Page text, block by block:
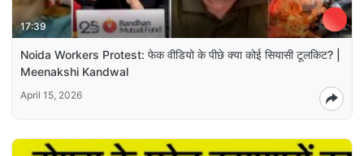
17:39
Noida Workers Protest: फेक वीडियो के पीछे क्या कोई सियासी टूलकिट? |
Meenakshi Kandwal
April 15, 2026